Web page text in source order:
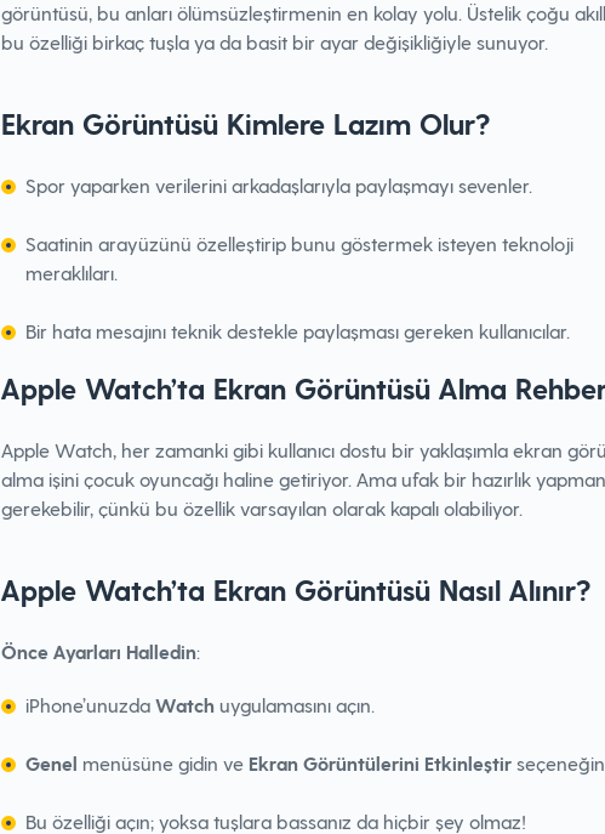
görüntüsü, bu anları ölümsüzleştirmenin en kolay yolu. Üstelik çoğu
bu özelliği birkaç tuşla ya da basit bir ayar değişikliğiyle sunuyor.
Ekran Görüntüsü Kimlere Lazım Olur?
Spor yaparken verilerini arkadaşlarıyla paylaşmayı sevenler.
Saatinin arayüzünü özelleştirip bunu göstermek isteyen teknoloji
meraklıları.
Bir hata mesajını teknik destekle paylaşması gereken kullanıcılar.
Apple Watch’ta Ekran Görüntüsü Alma
Apple Watch, her zamanki gibi kullanıcı dostu bir yaklaşımla ekran
alma işini çocuk oyuncağı haline getiriyor. Ama ufak bir hazırlık
gerekebilir, çünkü bu özellik varsayılan olarak kapalı olabiliyor.
Apple Watch’ta Ekran Görüntüsü Nasıl Alınır?
Önce Ayarları Halledin:
iPhone’unuzda Watch uygulamasını açın.
Genel menüsüne gidin ve Ekran Görüntülerini Etkinleştir
Bu özelliği açın; yoksa tuşlara bassanız da hiçbir şey olmaz!